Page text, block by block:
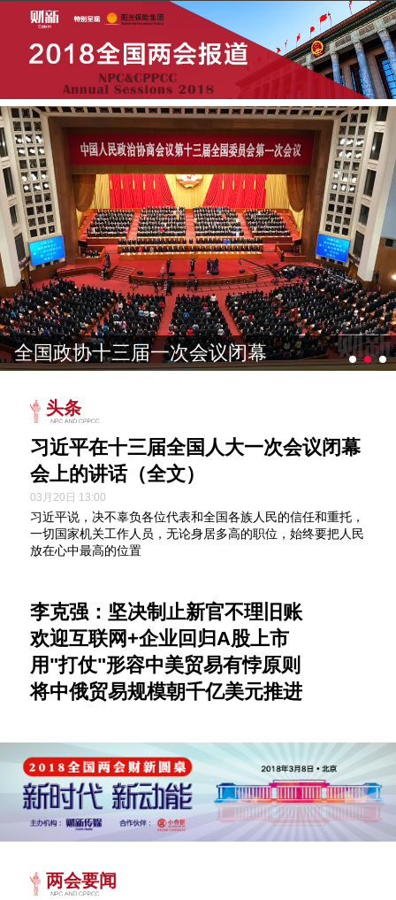
全国政协十三届一次会议闭幕
头条
习近平在十三届全国人大一次会议闭幕
会上的讲话（全文）
03月20日 13:00
习近平说，决不辜负各位代表和全国各族人民的信任和重托，
一切国家机关工作人员，无论身居多高的职位，始终要把人民
放在心中最高的位置
李克强：坚决制止新官不理旧账
欢迎互联网+企业回归A股上市
用"打仗"形容中美贸易有悖原则
将中俄贸易规模朝千亿美元推进
两会要闻